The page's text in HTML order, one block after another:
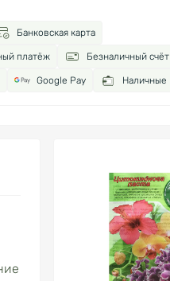
Банковская карта
платёж Безналичный счёт
Google Pay Наличные